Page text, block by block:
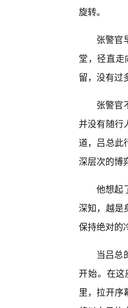
旋转。
张警官
堂，径直
留，没有过
张警官
并没有随行
道，吕总此
深层次的博
他想起
深知，越是
保持绝对的
当吕总
开始。在
里，拉开序